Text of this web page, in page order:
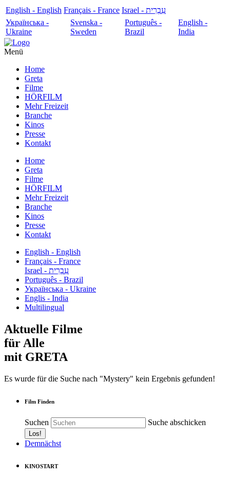
English - English Français - France
עִבְרִית - Israel
Українська -
Ukraine
Svenska -
Sweden
Português -
Brazil
English -
India
Menü
Home
Greta
Filme
HÖRFILM
Mehr Freizeit
Branche
Kinos
Presse
Kontakt
Home
Greta
Filme
HÖRFILM
Mehr Freizeit
Branche
Kinos
Presse
Kontakt
English - English
Français - France
עִבְרִית - Israel
Português - Brazil
Українська - Ukraine
Englis - India
Multilingual
Aktuelle Filme
für Alle
mit GRETA
Es wurde für die Suche nach "Mystery" kein Ergebnis gefunden!
Film Finden
Suchen Suche abschicken
Demnächst
KINOSTART